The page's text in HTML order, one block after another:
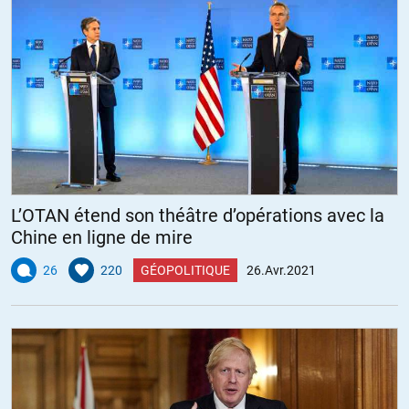
comme Carnegie étaient des capitalistes féroces.
Les victimes ? Il y en a eu mais personne ne sait combien. Quand on
voit le projet, les moyens de l’époque et que l’on connaît la
géographie, il est évident que des gens y ont laissé leur vie.
Si vous avez des chiffres, donnez-les. Les historiens de Standford,
les descendants des travailleurs chinois de l’époque en sont
incapables. Tout le monde reconnait les décès.
Fabrice // 27.04.2021 à 14h27
Je ne parle pas des japonais enfermé dans des camps de
concentration (pas d’extermination) mais des chinois qui pour
étrangement les allemands ou d’origine allemande vivant aux Usa
n’ont pas été mis dans des camps.
Oui c’est facile quand on ne fait pas le décompte sur les 20000
L’OTAN étend son théâtre d’opérations avec la
Chine en ligne de mire
26 220 GÉOPOLITIQUE 26.Avr.2021